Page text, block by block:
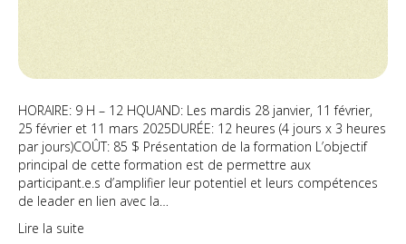
HORAIRE: 9 H – 12 HQUAND: Les mardis 28 janvier, 11 février,
25 février et 11 mars 2025DURÉE: 12 heures (4 jours x 3 heures
par jours)COÛT: 85 $ Présentation de la formation L’objectif
principal de cette formation est de permettre aux
participant.e.s d’amplifier leur potentiel et leurs compétences
de leader en lien avec la…
Lire la suite